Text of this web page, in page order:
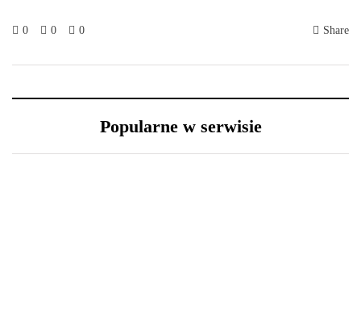
0 0 0 Share
Popularne w serwisie